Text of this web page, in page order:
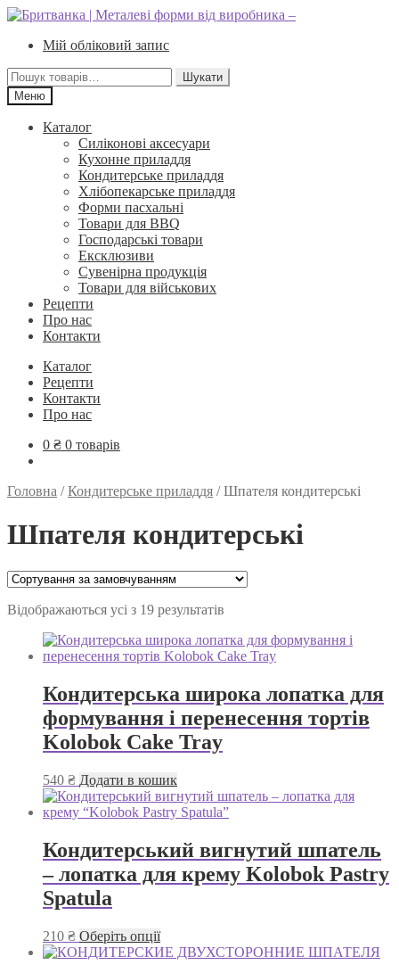
Перейти
навігації
Перейти
вмістуМій обліковий запис
Шукати:
Шукати
Меню
Каталог
Силіконові аксесуари
Кухонне приладдя
Кондитерське приладдя
Хлібопекарське приладдя
Форми пасхальні
Товари для BBQ
Господарські товари
Ексклюзиви
Сувенірна продукція
Товари для військових
Рецепти
Про нас
Контакти
Каталог
Рецепти
Контакти
Про нас
0 ₴ 0 товарів
Головна /Кондитерське приладдя /Шпателя кондитерські
Шпателя кондитерські
Відображаються усі з 19 результатів
Кондитерська широка лопатка для
формування і перенесення тортів
Kolobok Cake Tray
540 ₴ Додати в кошик
Кондитерський вигнутий шпатель
– лопатка для крему Kolobok Pastry
Spatula
210 ₴ Оберіть опціїЦей
товар